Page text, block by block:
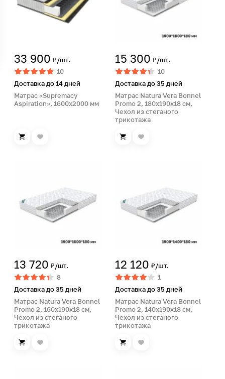
33 900 ₽/шт.
10
Доставка до 14 дней
Матрас «Supremacy
Aspiration», 1600х2000 мм
15 300 ₽/шт.
10
Доставка до 35 дней
Матрас Natura Vera Bonnel
Promo 2, 180х190х18 см,
Чехол из стеганого
трикотажа
13 720 ₽/шт.
8
Доставка до 35 дней
Матрас Natura Vera Bonnel
Promo 2, 160х190х18 см,
Чехол из стеганого
трикотажа
12 120 ₽/шт.
1
Доставка до 35 дней
Матрас Natura Vera Bonnel
Promo 2, 140х190х18 см,
Чехол из стеганого
трикотажа